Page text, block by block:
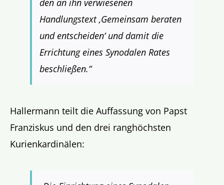
den an ihn verwiesenen
Handlungstext ‚Gemeinsam beraten
und entscheiden‘ und damit die
Errichtung eines Synodalen Rates
beschließen.“
Hallermann teilt die Auffassung von Papst
Franziskus und den drei ranghöchsten
Kurienkardinälen: